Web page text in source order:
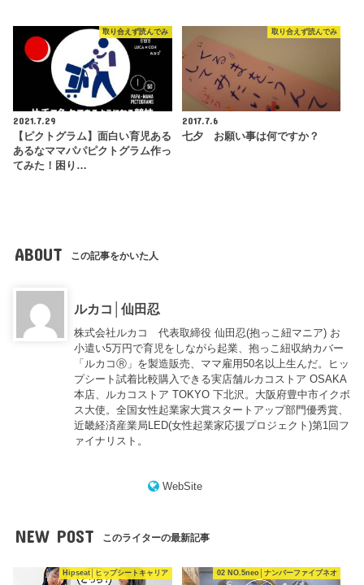
取り合えず読んでみ
2021.7.29
【ピクトグラム】面白い育児ある
あるなママパパピクトグラム作っ
てみた！困り…
取り合えず読んでみ
2017.7.6
七夕 お願い事は何ですか？
ABOUT この記事をかいた人
ルカコ│仙田忍
株式会社ルカコ 代表取締役 仙田忍(抱っこ紐マニア) お
小遣い5万円で育児をしながら起業、抱っこ紐収納カバー
「ルカコⓇ」を製造販売、ママ雇用50名以上生んだ。ヒッ
プシート試着比較購入できる実店舗ルカコストア OSAKA
本店、ルカコストア TOKYO 下北沢。大阪府豊中市イクボ
ス大使。全国女性起業家大賞スタートアップ部門優秀賞、
近畿経済産業局LED(女性起業家応援プロジェクト)第1回フ
ァイナリスト。
WebSite
NEW POST このライターの最新記事
Hipseat│ヒップシートキャリア 02 NO.5neo│ナンバーファイブネオ